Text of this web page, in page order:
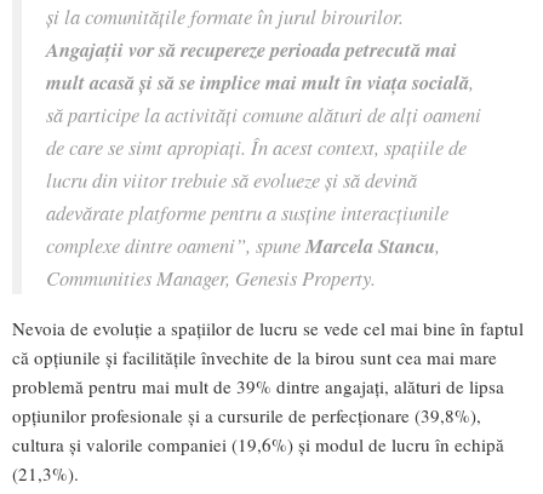
și la comunitățile formate în jurul birourilor.
Angajații vor să recupereze perioada petrecută mai
mult acasă și să se implice mai mult în viața socială,
să participe la activități comune alături de alți oameni
de care se simt apropiați. În acest context, spațiile de
lucru din viitor trebuie să evolueze și să devină
adevărate platforme pentru a susține interacțiunile
complexe dintre oameni”, spuneMarcela Stancu,
Communities Manager, Genesis Property.
Nevoia de evoluție a spațiilor de lucru se vede cel mai bine în faptul
că opțiunile și facilitățile învechite de la birou sunt cea mai mare
problemă pentru mai mult de 39% dintre angajați, alături de lipsa
opțiunilor profesionale și a cursurile de perfecționare (39,8%),
cultura și valorile companiei (19,6%) și modul de lucru în echipă
(21,3%).